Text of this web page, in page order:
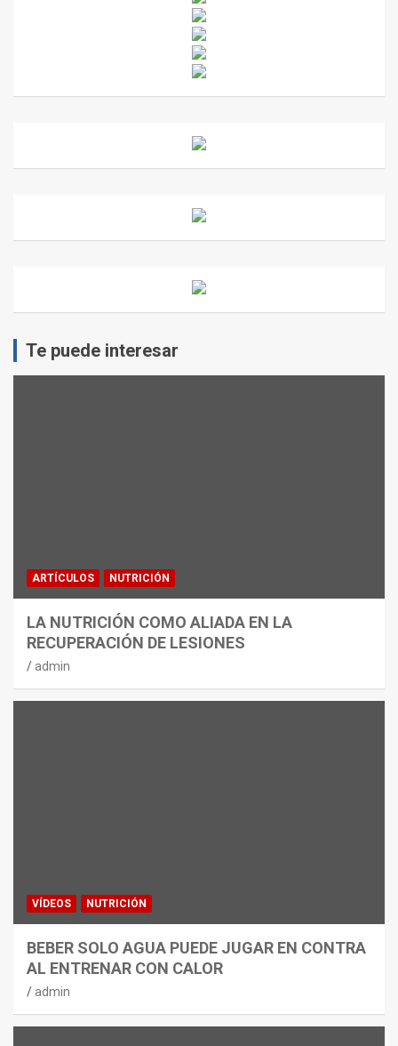
Te puede interesar
ARTÍCULOS NUTRICIÓN
LA NUTRICIÓN COMO ALIADA EN LA
RECUPERACIÓN DE LESIONES
admin
VÍDEOS NUTRICIÓN
BEBER SOLO AGUA PUEDE JUGAR EN CONTRA
AL ENTRENAR CON CALOR
admin